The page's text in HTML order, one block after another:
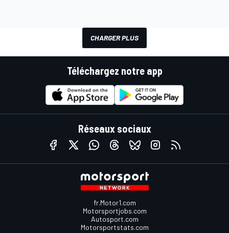
CHARGER PLUS
Téléchargez notre app
Réseaux sociaux
fr.Motor1.com
Motorsportjobs.com
Autosport.com
Motorsportstats.com